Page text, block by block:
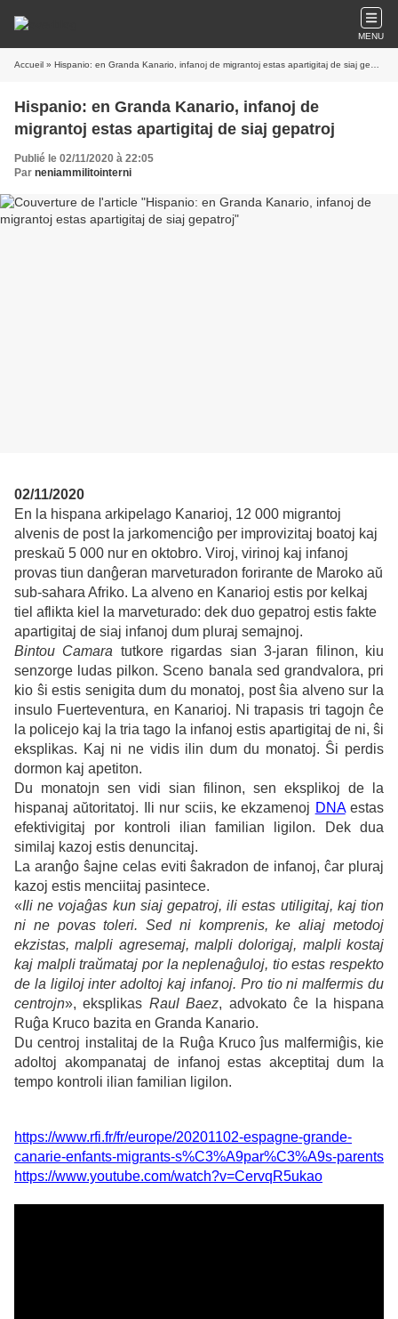
MENU
Accueil » Hispanio: en Granda Kanario, infanoj de migrantoj estas apartigitaj de siaj gepatroj
Hispanio: en Granda Kanario, infanoj de
migrantoj estas apartigitaj de siaj gepatroj
Publié le 02/11/2020 à 22:05
Par neniammilitointerni
02/11/2020
En la hispana arkipelago Kanarioj, 12 000 migrantoj
alvenis de post la jarkomenciĝo per improvizitaj boatoj kaj
preskaŭ 5 000 nur en oktobro. Viroj, virinoj kaj infanoj
provas tiun danĝeran marveturadon forirante de Maroko aŭ
sub-sahara Afriko. La alveno en Kanarioj estis por kelkaj
tiel aflikta kiel la marveturado: dek duo gepatroj estis fakte
apartigitaj de siaj infanoj dum pluraj semajnoj.
Bintou Camara tutkore rigardas sian 3-jaran filinon, kiu
senzorge ludas pilkon. Sceno banala sed grandvalora, pri
kio ŝi estis senigita dum du monatoj, post ŝia alveno sur la
insulo Fuerteventura, en Kanarioj. Ni trapasis tri tagojn ĉe
la policejo kaj la tria tago la infanoj estis apartigitaj de ni, ŝi
eksplikas. Kaj ni ne vidis ilin dum du monatoj. Ŝi perdis
dormon kaj apetiton.
Du monatojn sen vidi sian filinon, sen eksplikoj de la
hispanaj aŭtoritatoj. Ili nur sciis, ke ekzamenoj DNAestas
efektivigitaj por kontroli ilian familian ligilon. Dek dua
similaj kazoj estis denuncitaj.
La aranĝo ŝajne celas eviti ŝakradon de infanoj, ĉar pluraj
kazoj estis menciitaj pasintece.
«Ili ne vojaĝas kun siaj gepatroj, ili estas utiligitaj, kaj tion
ni ne povas toleri. Sed ni komprenis, ke aliaj metodoj
ekzistas, malpli agresemaj, malpli dolorigaj, malpli kostaj
kaj malpli traŭmataj por la neplenaĝuloj, tio estas respekto
de la ligiloj inter adoltoj kaj infanoj. Pro tio ni malfermis du
centrojn», eksplikas Raul Baez, advokato ĉe la hispana
Ruĝa Kruco bazita en Granda Kanario.
Du centroj instalitaj de la Ruĝa Kruco ĵus malfermiĝis, kie
adoltoj akompanataj de infanoj estas akceptitaj dum la
tempo kontroli ilian familian ligilon.
https://www.rfi.fr/fr/europe/20201102-espagne-grande-
canarie-enfants-migrants-s%C3%A9par%C3%A9s-parents
https://www.youtube.com/watch?v=CervqR5ukao